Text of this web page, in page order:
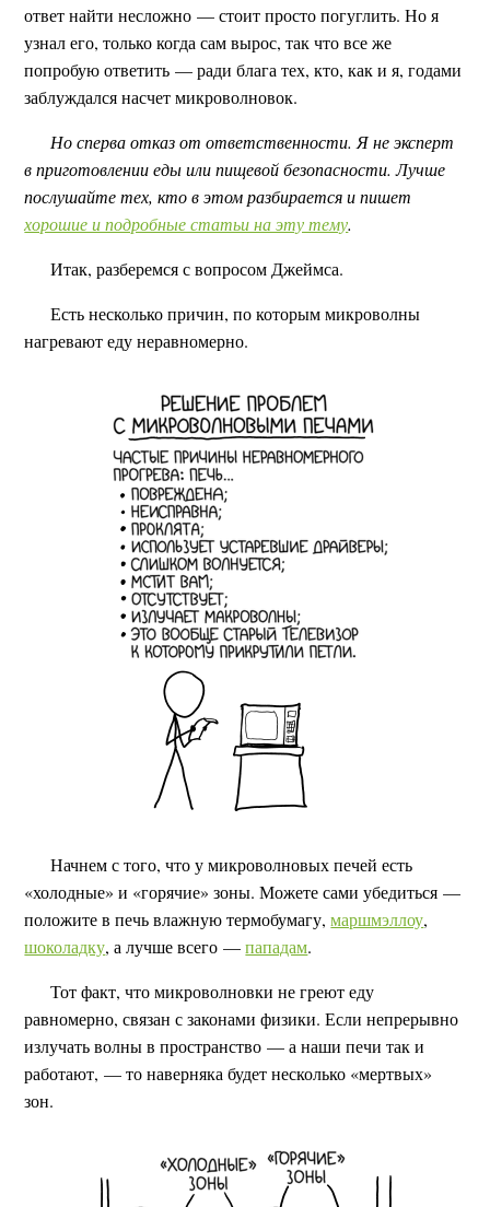
ответ найти несложно — стоит просто погуглить. Но я
узнал его, только когда сам вырос, так что все же
попробую ответить — ради блага тех, кто, как и я, годами
заблуждался насчет микроволновок.
Но сперва отказ от ответственности. Я не эксперт
в приготовлении еды или пищевой безопасности. Лучше
послушайте тех, кто в этом разбирается и пишет
хорошие и подробные статьи на эту тему.
Итак, разберемся с вопросом Джеймса.
Есть несколько причин, по которым микроволны
нагревают еду неравномерно.
Начнем с того, что у микроволновых печей есть
«холодные» и «горячие» зоны. Можете сами убедиться —
положите в печь влажную термобумагу,маршмэллоу,
шоколадку, а лучше всего —пападам.
Тот факт, что микроволновки не греют еду
равномерно, связан с законами физики. Если непрерывно
излучать волны в пространство — а наши печи так и
работают, — то наверняка будет несколько «мертвых»
зон.